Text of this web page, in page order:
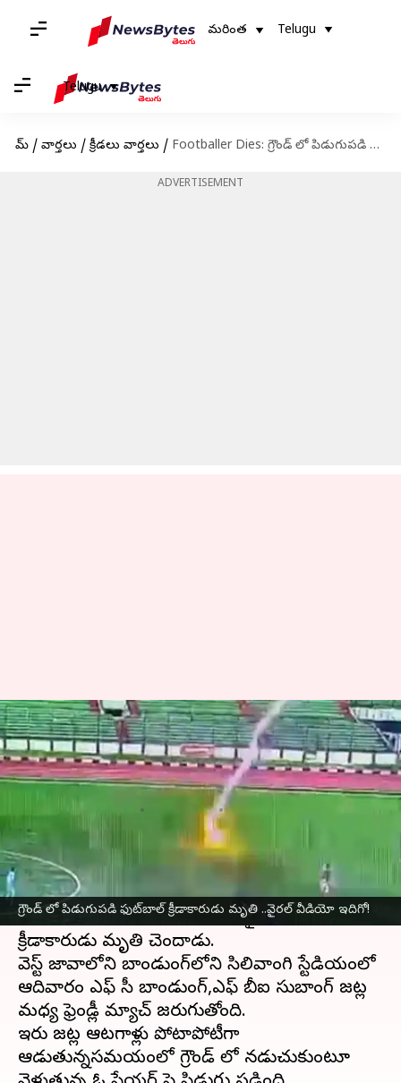
మరింత Telugu
Telugu
హోమ్ / వార్తలు / క్రీడలు వార్తలు / Footballer Dies: గ్రౌండ్ లో పిడుగుపడి ఫుట్‌బాల్ క్రీడాకారుడు మృతి ..వైరల్ వీడియో ఇదిగో!
ADVERTISEMENT
గ్రౌండ్ లో పిడుగుపడి ఫుట్‌బాల్ క్రీడాకారుడు మృతి ..వైరల్ వీడియో ఇదిగో!
Footballer Dies: గ్రౌండ్ లో
పిడుగుపడి ఫుట్‌బాల్ క్రీడాకారుడు
మృతి ..వైరల్ వీడియో ఇదిగో!
Sirish Praharaju Feb 12, 2024 02:31 pm
ఈ వార్తాకథనం ఏంటి
ఇండోనేషియాలో ఆదివారం మధ్యాహ్నం ఫుట్‌బాల్
ఆడుతుండగా పిడుగుపాటుకు గురై ఓ ఫుట్‌బాల్
క్రీడాకారుడు మృతి చెందాడు.
వెస్ట్ జావాలోని బాండుంగ్‌లోని సిలివాంగి స్టేడియంలో
ఆదివారం ఎఫ్ సీ బాండుంగ్,ఎఫ్ బీఐ సుబాంగ్ జట్ల
మధ్య ఫ్రెండ్లీ మ్యాచ్ జరుగుతోంది.
ఇరు జట్ల ఆటగాళ్లు పోటాపోటీగా
ఆడుతున్నసమయంలో గ్రౌండ్ లో నడుచుకుంటూ